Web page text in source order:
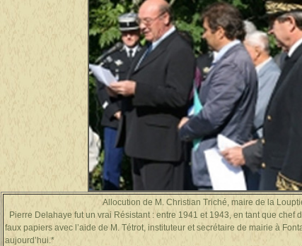
Allocution de M. Christian Triché, maire de la
Pierre Delahaye fut un vrai Résistant : entre 1941 et 1943, en tant que
faux papiers avec l’aide de M. Tétrot, instituteur et secrétaire de mairie à
aujourd’hui.*